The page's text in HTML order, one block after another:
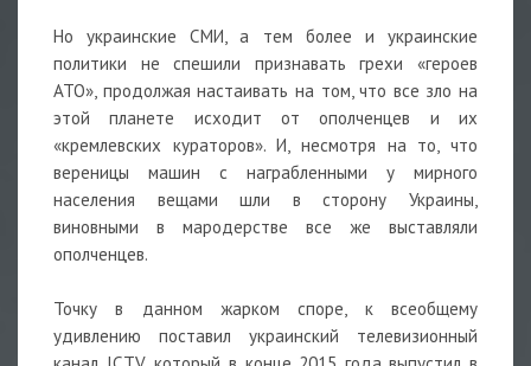
Но украинские СМИ, а тем более и украинские
политики не спешили признавать грехи «героев
АТО», продолжая настаивать на том, что все зло на
этой планете исходит от ополченцев и их
«кремлевских кураторов». И, несмотря на то, что
вереницы машин с награбленными у мирного
населения вещами шли в сторону Украины,
виновными в мародерстве все же выставляли
ополченцев.
Точку в данном жарком споре, к всеобщему
удивлению поставил украинский телевизионный